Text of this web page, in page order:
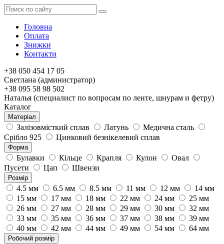
Головна
Оплата
Знижки
Контакти
+38 050 454 17 05
Светлана (администратор)
+38 095 58 98 502
Наталья (специалист по вопросам по ленте, шнурам и фетру)
Каталог
Матеріал
Залізовмісткий сплав Латунь
Медична сталь
Срібло 925
Цинковий безнікелевий сплав
Форма
Булавки Кільце Крапля Кулон
Овал
Пусети
Цап Швензи
Розмір
4.5 мм 6.5 мм 8.5 мм 11 мм 12 мм
14 мм
15 мм
17 мм 18 мм 22 мм 24 мм
25 мм
26 мм
27 мм 28 мм 29 мм 30 мм
32 мм
33 мм
35 мм 36 мм 37 мм 38 мм
39 мм
40 мм
42 мм 44 мм 49 мм 54 мм 64 мм
Робочий розмір